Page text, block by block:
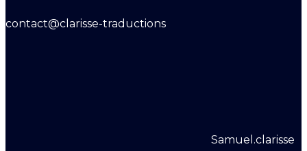
contact@clarisse-traductions
Samuel.clarisse